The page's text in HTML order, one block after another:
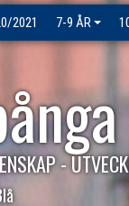
2021 7-9 ÅR
-